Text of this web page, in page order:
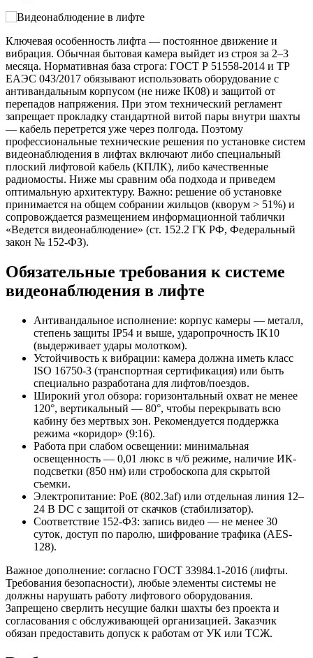
Ключевая особенность лифта — постоянное движение и
вибрация. Обычная бытовая камера выйдет из строя за 2–3
месяца. Нормативная база строга: ГОСТ Р 51558-2014 и ТР
ЕАЭС 043/2017 обязывают использовать оборудование с
антивандальным корпусом (не ниже IK08) и защитой от
перепадов напряжения. При этом технический регламент
запрещает прокладку стандартной витой пары внутри шахты
— кабель перетрется уже через полгода. Поэтому
профессиональные технические решения по установке систем
видеонаблюдения в лифтах включают либо специальный
плоский лифтовой кабель (КПЛК), либо качественные
радиомосты. Ниже мы сравним оба подхода и приведем
оптимальную архитектуру. Важно: решение об установке
принимается на общем собрании жильцов (кворум > 51%) и
сопровождается размещением информационной таблички
«Ведется видеонаблюдение» (ст. 152.2 ГК РФ, Федеральный
закон № 152-ФЗ).
Обязательные требования к системе
видеонаблюдения в лифте
Антивандальное исполнение: корпус камеры — металл,
степень защиты IP54 и выше, ударопрочность IK10
(выдерживает удары молотком).
Устойчивость к вибрации: камера должна иметь класс
ISO 16750-3 (транспортная сертификация) или быть
специально разработана для лифтов/поездов.
Широкий угол обзора: горизонтальный охват не менее
120°, вертикальный — 80°, чтобы перекрывать всю
кабину без мертвых зон. Рекомендуется поддержка
режима «коридор» (9:16).
Работа при слабом освещении: минимальная
освещенность — 0,01 люкс в ч/б режиме, наличие ИК-
подсветки (850 нм) или стробоскопа для скрытой
съемки.
Электропитание: PoE (802.3af) или отдельная линия 12–
24 В DC с защитой от скачков (стабилизатор).
Соответствие 152-ФЗ: запись видео — не менее 30
суток, доступ по паролю, шифрование трафика (AES-
128).
Важное дополнение: согласно ГОСТ 33984.1-2016 (лифты.
Требования безопасности), любые элементы системы не
должны нарушать работу лифтового оборудования.
Запрещено сверлить несущие балки шахты без проекта и
согласования с обслуживающей организацией. Заказчик
обязан предоставить допуск к работам от УК или ТСЖ.